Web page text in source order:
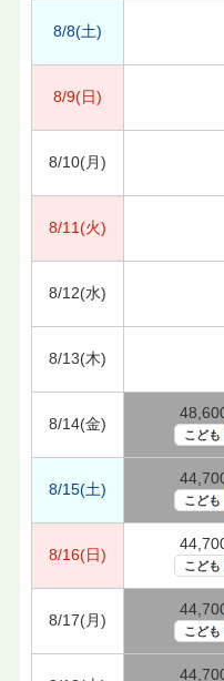
8/8(土)
8/9(日)
8/10(月)
8/11(火)
8/12(水)
8/13(木)
8/14(金)
こども
8/15(土)
こども
8/16(日)
こども
8/17(月)
こども